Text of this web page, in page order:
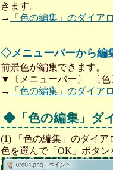
きます。
→
「色の編集」のダイア
◇メニューバーから編
前景色が編集できます。
▼〔メニューバー〕−〔色
→
「色の編集」のダイア
◆「色の編集」ダ
(1) 「色の編集」のダイ
色を選んで「OK」ボタン